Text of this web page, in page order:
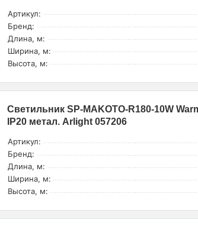
Артикул:
Бренд:
Длина, м:
Ширина, м:
Высота, м:
Светильник SP-MAKOTO-R180-10W
IP20 метал. Arlight 057206
Артикул:
Бренд:
Длина, м:
Ширина, м:
Высота, м: